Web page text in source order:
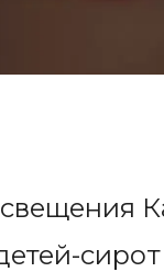
сирот